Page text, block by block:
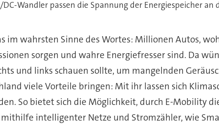
im wahrsten Sinne des Wortes: Millionen Autos,
sorgen und wahre Energiefresser sind. Da
und links schauen sollte, um mangelnden
viele Vorteile bringen: Mit ihr lassen sich
So bietet sich die Möglichkeit, durch E-Mobility
intelligenter Netze und Stromzähler, wie